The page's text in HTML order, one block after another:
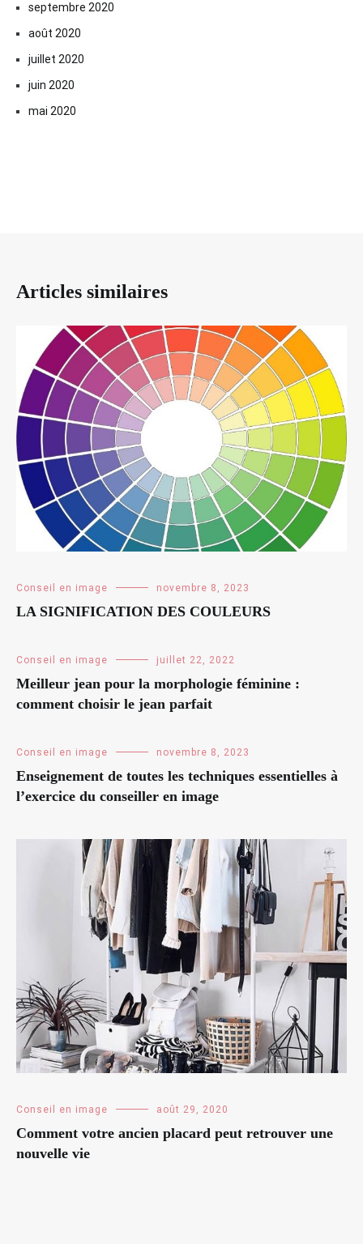
septembre 2020
août 2020
juillet 2020
juin 2020
mai 2020
Articles similaires
Conseil en image novembre 8, 2023
LA SIGNIFICATION DES COULEURS
Conseil en image juillet 22, 2022
Meilleur jean pour la morphologie féminine :
comment choisir le jean parfait
Conseil en image novembre 8, 2023
Enseignement de toutes les techniques essentielles à
l’exercice du conseiller en image
Conseil en image août 29, 2020
Comment votre ancien placard peut retrouver une
nouvelle vie